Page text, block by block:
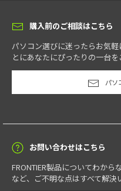
購入前のご相談はこちら
パソコン選びに迷ったらお気
とにあなたにぴったりの一台を
パソ
お問い合わせはこちら
FRONTIER製品についてわか
など、ご不明な点はすべて解決